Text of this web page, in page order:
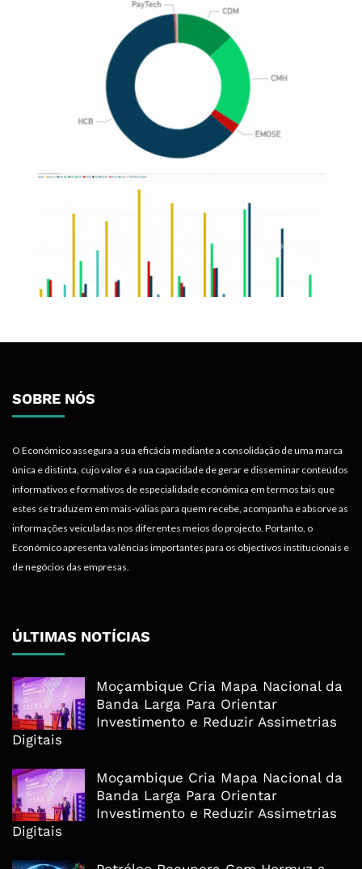
SOBRE NÓS
O Económico assegura a sua eficácia mediante a consolidação de uma marca
única e distinta, cujo valor é a sua capacidade de gerar e disseminar conteúdos
informativos e formativos de especialidade económica em termos tais que
estes se traduzem em mais-valias para quem recebe, acompanha e absorve as
informações veiculadas nos diferentes meios do projecto. Portanto, o
Económico apresenta valências importantes para os objectivos institucionais e
de negócios das empresas.
ÚLTIMAS NOTÍCIAS
Moçambique Cria Mapa Nacional da
Banda Larga Para Orientar
Investimento e Reduzir Assimetrias
Digitais
Moçambique Cria Mapa Nacional da
Banda Larga Para Orientar
Investimento e Reduzir Assimetrias
Digitais